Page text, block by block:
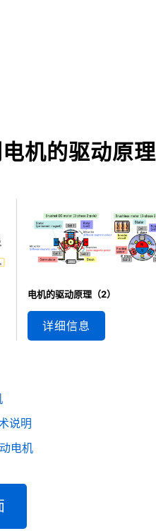
机的驱动原理
电机的驱动原理（2）
详细信息
说明
电机